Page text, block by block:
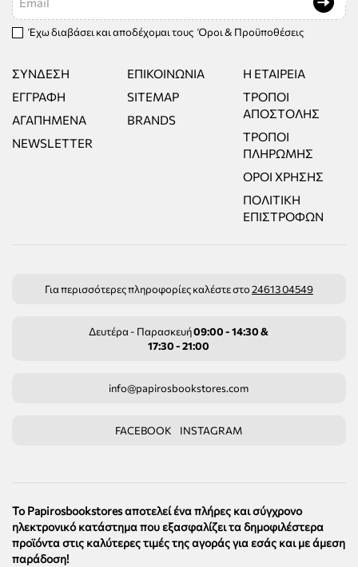
Έχω διαβάσει και αποδέχομαι τους Όροι & Προϋποθέσεις
ΣΎΝΔΕΣΗ
ΕΓΓΡΑΦΉ
ΑΓΑΠΗΜΈΝΑ
NEWSLETTER
ΕΠΙΚΟΙΝΩΝΊΑ
SITEMAP
BRANDS
Η ΕΤΑΙΡΕΊΑ
ΤΡΌΠΟΙ
ΑΠΟΣΤΟΛΉΣ
ΤΡΌΠΟΙ
ΠΛΗΡΩΜΉΣ
ΌΡΟΙ ΧΡΉΣΗΣ
ΠΟΛΙΤΙΚΉ
ΕΠΙΣΤΡΟΦΏΝ
Για περισσότερες πληροφορίες καλέστε στο24613 04549
Δευτέρα - Παρασκευή09:00 - 14:30 &
17:30 - 21:00
info@papirosbookstores.com
FACEBOOK INSTAGRAM
Το Papirosbookstores αποτελεί ένα πλήρες και σύγχρονο
ηλεκτρονικό κατάστημα που εξασφαλίζει τα δημοφιλέστερα
προϊόντα στις καλύτερες τιμές της αγοράς για εσάς και με άμεση
παράδοση!